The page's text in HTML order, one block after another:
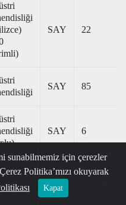
SAY 22
SAY 85
SAY 6
SAY
sunabilmemiz için çerezler
Politika’mızı okuyarak
Kapat